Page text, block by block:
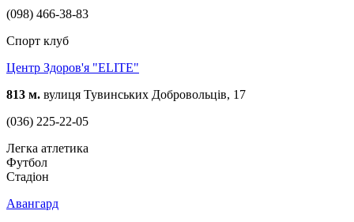
(098) 466-38-83
Спорт клуб
Центр Здоров'я "ELITE"
813 м. вулиця Тувинських Добровольців, 17
(036) 225-22-05
Легка атлетика
Футбол
Стадіон
Авангард